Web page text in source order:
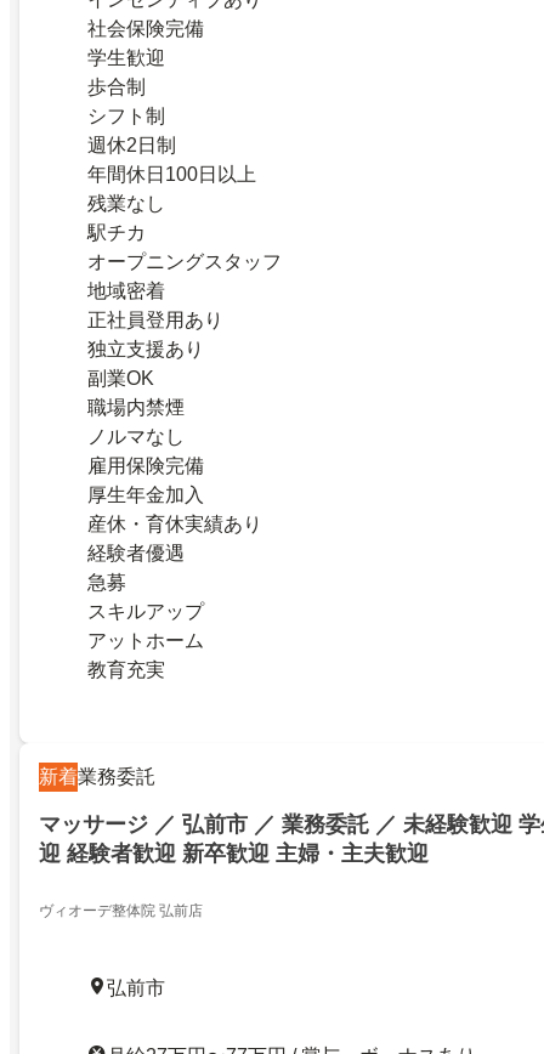
社会保険完備
学生歓迎
歩合制
シフト制
週休2日制
年間休日100日以上
残業なし
駅チカ
オープニングスタッフ
地域密着
正社員登用あり
独立支援あり
副業OK
職場内禁煙
ノルマなし
雇用保険完備
厚生年金加入
産休・育休実績あり
経験者優遇
急募
スキルアップ
アットホーム
教育充実
新着業務委託
マッサージ ／ 弘前市 ／ 業務委託 ／ 未経験歓迎
迎 経験者歓迎 新卒歓迎 主婦・主夫歓迎
ヴィオーデ整体院 弘前店
弘前市